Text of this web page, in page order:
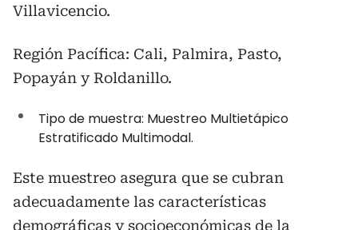
Villavicencio.
Región Pacífica: Cali, Palmira, Pasto,
Popayán y Roldanillo.
Tipo de muestra: Muestreo Multietápico
Estratificado Multimodal.
Este muestreo asegura que se cubran
adecuadamente las características
demográficas y socioeconómicas de la